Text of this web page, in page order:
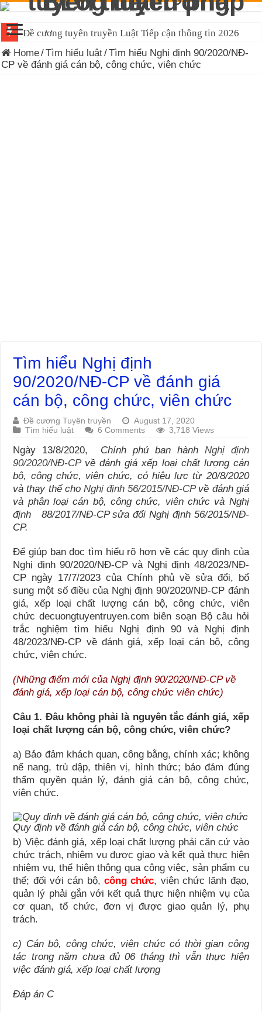
Đề cương tuyên truyền Luật Tiếp cận thông tin 2026
Home/Tìm hiểu luật/Tìm hiểu Nghị định 90/2020/NĐ-
CP về đánh giá cán bộ, công chức, viên chức
Tìm hiểu Nghị định
90/2020/NĐ-CP về đánh giá
cán bộ, công chức, viên chức
Đề cương Tuyên truyền
August 17, 2020
Tìm hiểu luật
6 Comments 3,718 Views
Ngày 13/8/2020, Chính phủ ban hành Nghị định
90/2020/NĐ-CPvề đánh giá xếp loại chất lượng cán
bộ, công chức, viên chức, có hiệu lực từ 20/8/2020
và thay thế cho Nghị định 56/2015/NĐ-CPvề đánh giá
và phân loại cán bộ, công chức, viên chức và Nghị
định 88/2017/NĐ-CP sửa đổi Nghị định 56/2015/NĐ-
CP.
Để giúp bạn đọc tìm hiểu rõ hơn về các quy định của
Nghị định 90/2020/NĐ-CP và Nghị định 48/2023/NĐ-
CP ngày 17/7/2023 của Chính phủ về sửa đổi, bổ
sung một số điều của Nghị định 90/2020/NĐ-CP đánh
giá, xếp loại chất lượng cán bộ, công chức, viên
chức decuongtuyentruyen.com biên soạn Bộ câu hỏi
trắc nghiệm tìm hiểu Nghị định 90 và Nghị định
48/2023/NĐ-CP về đánh giá, xếp loại cán bộ, công
chức, viên chức.
(Những điểm mới của Nghị định 90/2020/NĐ-CP về
đánh giá, xếp loại cán bộ, công chức viên chức)
Câu 1. Đâu không phải là nguyên tắc đánh giá, xếp
loại chất lượng cán bộ, công chức, viên chức?
a) Bảo đảm khách quan, công bằng, chính xác; không
nể nang, trù dập, thiên vị, hình thức; bảo đảm đúng
thẩm quyền quản lý, đánh giá cán bộ, công chức,
viên chức.
Quy định về đánh giá cán bộ, công chức, viên chức
b) Việc đánh giá, xếp loại chất lượng phải căn cứ vào
chức trách, nhiệm vụ được giao và kết quả thực hiện
nhiệm vụ, thể hiện thông qua công việc, sản phẩm cụ
thể; đối với cán bộ, công chức, viên chức lãnh đạo,
quản lý phải gắn với kết quả thực hiện nhiệm vụ của
cơ quan, tổ chức, đơn vị được giao quản lý, phụ
trách.
c) Cán bộ, công chức, viên chức có thời gian công
tác trong năm chưa đủ 06 tháng thì vẫn thực hiện
việc đánh giá, xếp loại chất lượng
Đáp án C